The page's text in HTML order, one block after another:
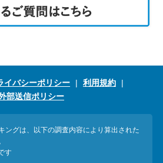
イバシーポリシー
利用規約
部送信ポリシー
ングは、以下の調査内容により算出された
す